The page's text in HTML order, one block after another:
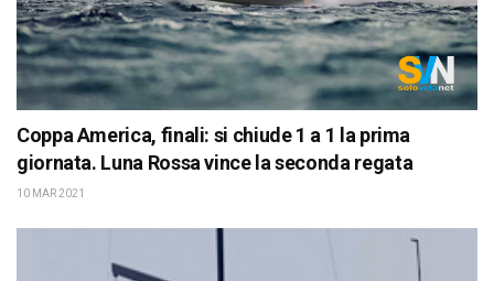
Coppa America, finali: si chiude 1 a 1 la prima
giornata. Luna Rossa vince la seconda regata
10 MAR 2021